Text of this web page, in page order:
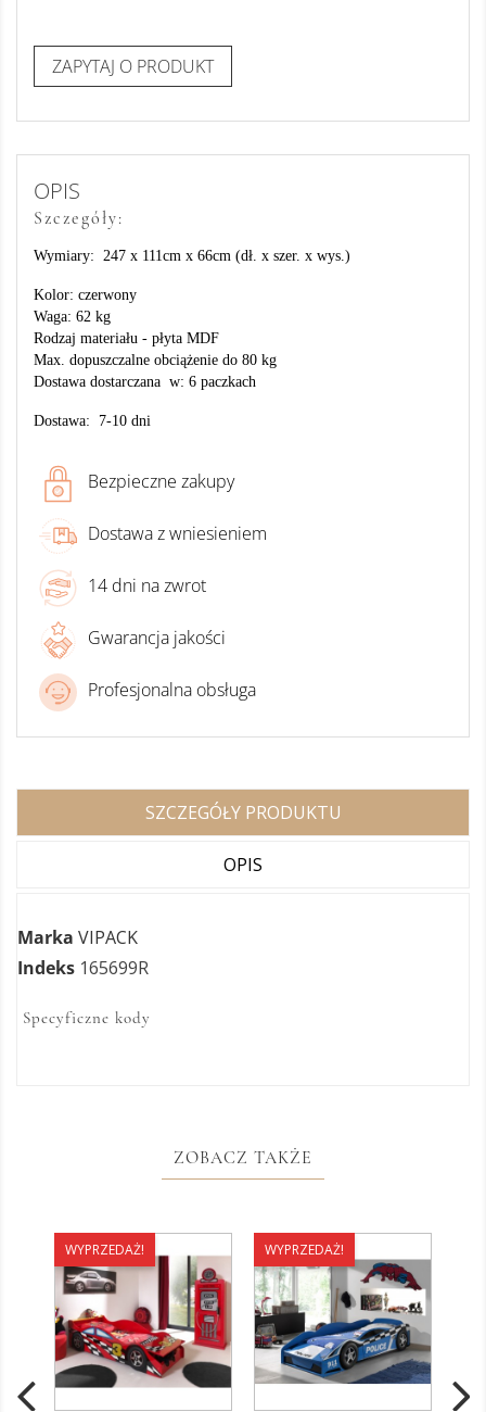
OPIS
Szczegóły:
Wymiary: 247 x 111cm x 66cm (dł. x szer. x wys.)
Kolor: czerwony
Waga: 62 kg
Rodzaj materiału - płyta MDF
Max. dopuszczalne obciążenie do 80 kg
Dostawa dostarczana w: 6 paczkach
Dostawa: 7-10 dni
Bezpieczne zakupy
Dostawa z wniesieniem
14 dni na zwrot
Gwarancja jakości
Profesjonalna obsługa
ZAPYTAJ O PRODUKT
SZCZEGÓŁY PRODUKTU
OPIS
Marka VIPACK
Indeks 165699R
Specyficzne kody
ZOBACZ TAKŻE
WYPRZEDAŻ! WYPRZEDAŻ!